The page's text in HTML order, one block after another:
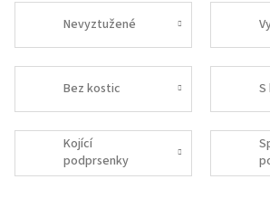
Nevyztužené
Bez kostic
Kojící
podprsenky